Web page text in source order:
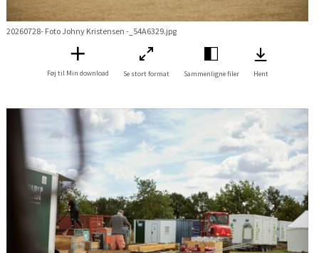
20260728- Foto Johny Kristensen -_54A6329.jpg
Føj til Min download Se stort format Sammenligne filer Hent